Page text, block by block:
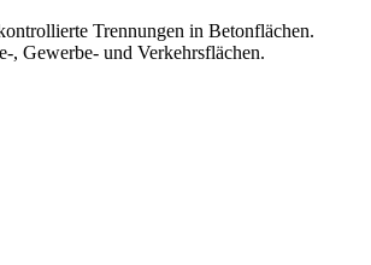
Trennungen in Betonflächen.
, Gewerbe- und Verkehrsflächen.